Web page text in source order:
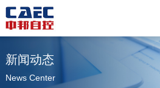
新闻动态
News Center